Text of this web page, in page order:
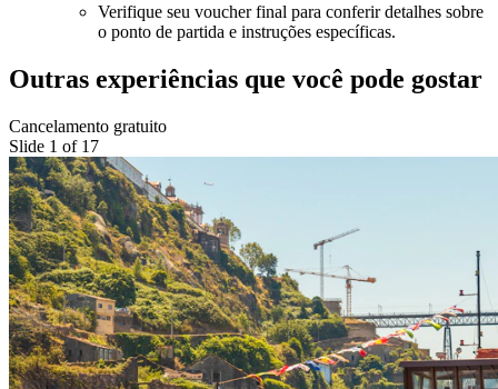
Verifique seu voucher final para conferir detalhes sobre
o ponto de partida e instruções específicas.
Outras experiências que você pode gostar
Cancelamento gratuito
Slide 1 of 17